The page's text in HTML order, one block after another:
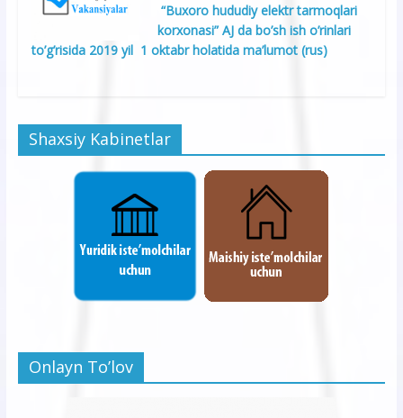
“Buxoro hududiy elektr tarmoqlari
korxonasi” AJ da bo’sh ish o’rinlari
to’g’risida 2019 yil 1 oktabr holatida ma’lumot (rus)
Shaxsiy Kabinetlar
Onlayn To’lov